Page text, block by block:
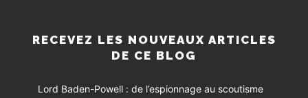
RECEVEZ LES NOUVEAUX ARTICLES
DE CE BLOG
Lord Baden-Powell : de l’espionnage au scoutisme